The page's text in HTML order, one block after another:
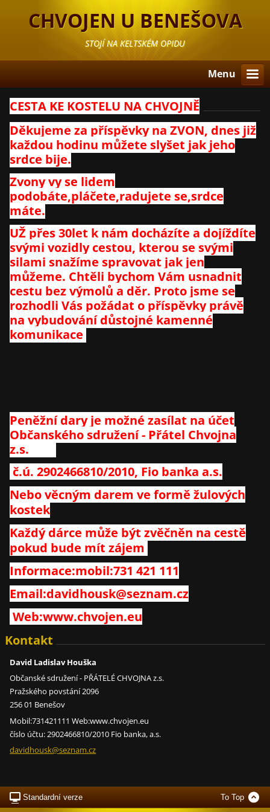
CHVOJEN U BENEŠOVA
STOJÍ NA KELTSKÉM OPIDU
Menu
CESTA KE KOSTELU NA CHVOJNĚ
Děkujeme za příspěvky na ZVON, dnes již
každou hodinu můžete slyšet jak jeho
srdce bije.
Zvony vy se lidem
podobáte,pláčete,radujete se,srdce
máte.
UŽ přes 30let k nám docházíte a dojíždíte
svými vozidly cestou, kterou se svými
silami snažíme spravovat jak jen
můžeme. Chtěli bychom Vám usnadnit
cestu bez výmolů a děr. Proto jsme se
rozhodli Vás požádat o příspěvky právě
na vybudování důstojné kamenné
komunikace
Peněžní dary je možné zasílat na účet
Občanského sdružení - Přátel Chvojna
z.s.
č.ú. 2902466810/2010, Fio banka a.s.
Nebo věcným darem ve formě žulových
kostek
Každý dárce může být zvěčněn na cestě
pokud bude mít zájem
Informace:mobil:731 421 111
Email:davidhousk@seznam.cz
Web:www.chvojen.eu
Kontakt
David Ladislav Houška
Občanské sdružení - PŘÁTELÉ CHVOJNA z.s.
Pražského povstání 2096
256 01 Benešov
Mobil:731421111 Web:www.chvojen.eu
číslo účtu: 2902466810/2010 Fio banka, a.s.
davidhousk@seznam.cz
Standardní verze To Top